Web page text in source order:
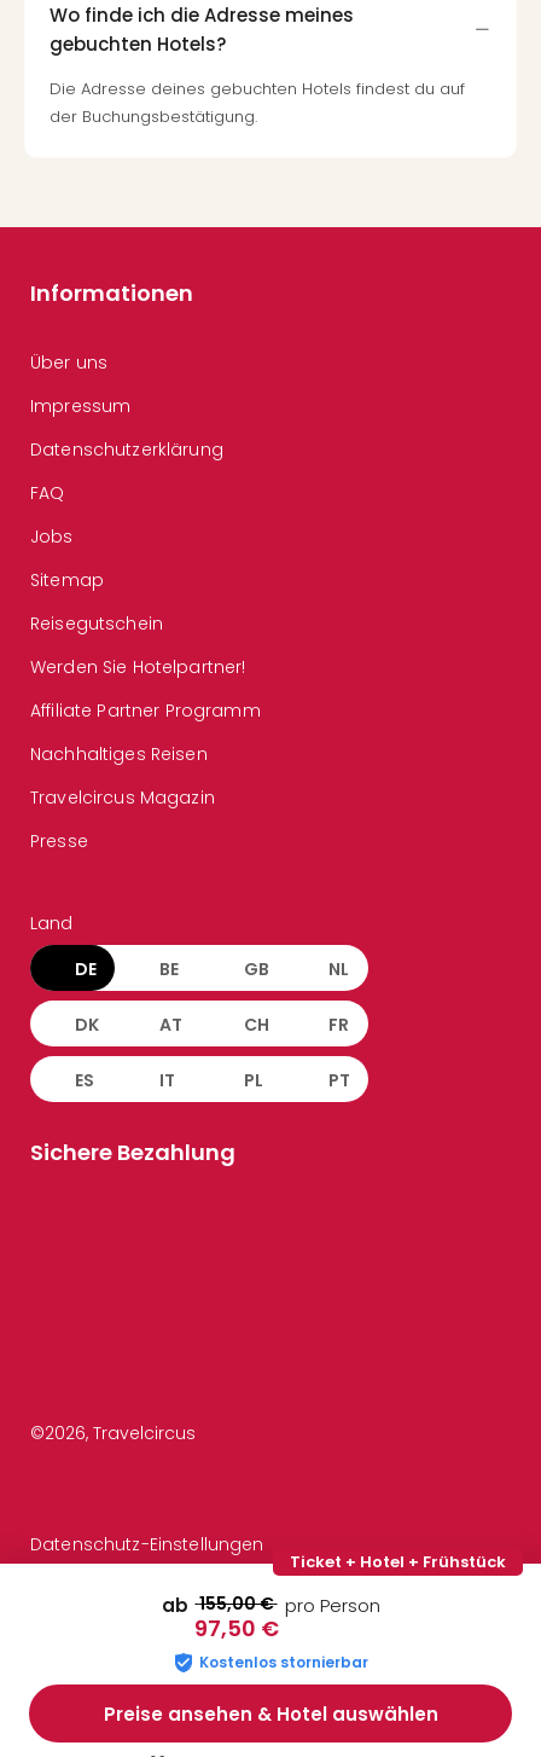
Wo finde ich die Adresse meines
gebuchten Hotels?
Die Adresse deines gebuchten Hotels findest du auf
der Buchungsbestätigung.
Ticket + Hotel + Frühstück
ab 155,00 €
97,50 €
pro Person
Kostenlos stornierbar
Preise ansehen & Hotel auswählen
Informationen
Über uns
Impressum
Datenschutzerklärung
FAQ
Jobs
Sitemap
Reisegutschein
Werden Sie Hotelpartner!
Affiliate Partner Programm
Nachhaltiges Reisen
Travelcircus Magazin
Presse
Land
DE BE GB NL
DK AT CH FR
ES IT PL PT
Sichere Bezahlung
©2026, Travelcircus
Datenschutz-Einstellungen